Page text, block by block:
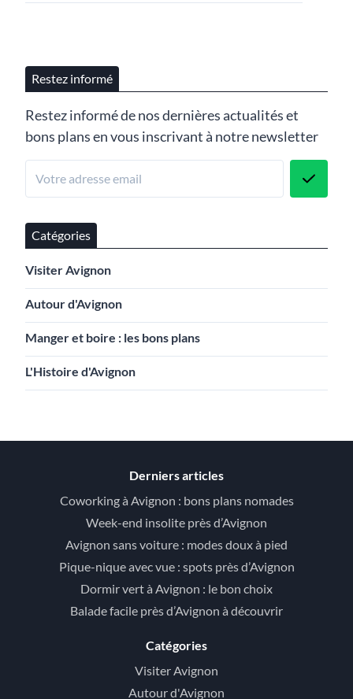
Restez informé
Restez informé de nos dernières actualités et
bons plans en vous inscrivant à notre newsletter
Catégories
Visiter Avignon
Autour d'Avignon
Manger et boire : les bons plans
L'Histoire d'Avignon
Derniers articles
Coworking à Avignon : bons plans nomades
Week-end insolite près d’Avignon
Avignon sans voiture : modes doux à pied
Pique-nique avec vue : spots près d’Avignon
Dormir vert à Avignon : le bon choix
Balade facile près d’Avignon à découvrir
Catégories
Visiter Avignon
Autour d'Avignon